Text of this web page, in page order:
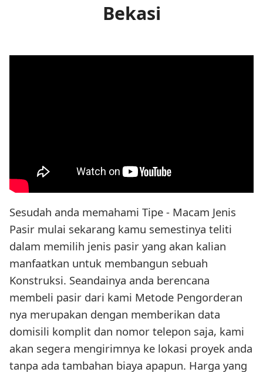
Bekasi
Sesudah anda memahami Tipe - Macam Jenis
Pasir mulai sekarang kamu semestinya teliti
dalam memilih jenis pasir yang akan kalian
manfaatkan untuk membangun sebuah
Konstruksi. Seandainya anda berencana
membeli pasir dari kami Metode Pengorderan
nya merupakan dengan memberikan data
domisili komplit dan nomor telepon saja, kami
akan segera mengirimnya ke lokasi proyek anda
tanpa ada tambahan biaya apapun. Harga yang